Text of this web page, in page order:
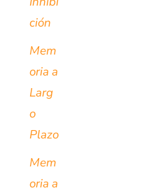
ción
Mem
oria a
Larg
o
Plazo
Mem
oria a